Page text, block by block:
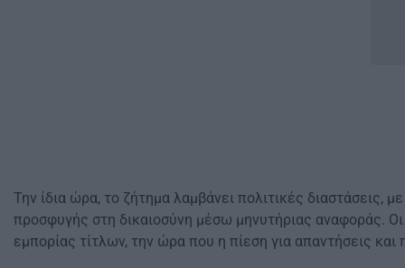
Την ίδια ώρα, το ζήτημα λαμβάνει πολιτικές
προσφυγής στη δικαιοσύνη μέσω μηνυτήριας αναφοράς.
εμπορίας τίτλων, την ώρα που η πίεση για απαντήσεις και